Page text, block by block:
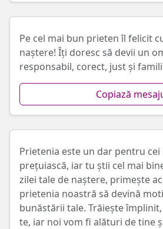
Pe cel mai bun prieten îl felicit
naștere! Îți doresc să devii un
responsabil, corect, just și
Copiază
Prietenia este un dar pentru cei
prețuiască, iar tu știi cel mai
zilei tale de naștere, primește
prietenia noastră să devină
bunăstării tale. Trăiește
te, iar noi vom fi alături de tine